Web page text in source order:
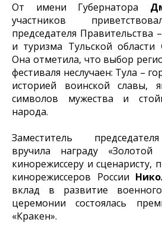
От имени Губернатора
участников
председателя Правительства
и туризма Тульской области
Она отметила, что выбор
фестиваля неслучаен: Тула –
историей воинской славы,
символов мужества и
народа.
Заместитель
вручила награду «Золотой
кинорежиссеру и сценаристу,
кинорежиссеров России
вклад в развитие
церемонии состоялась
«Кракен».